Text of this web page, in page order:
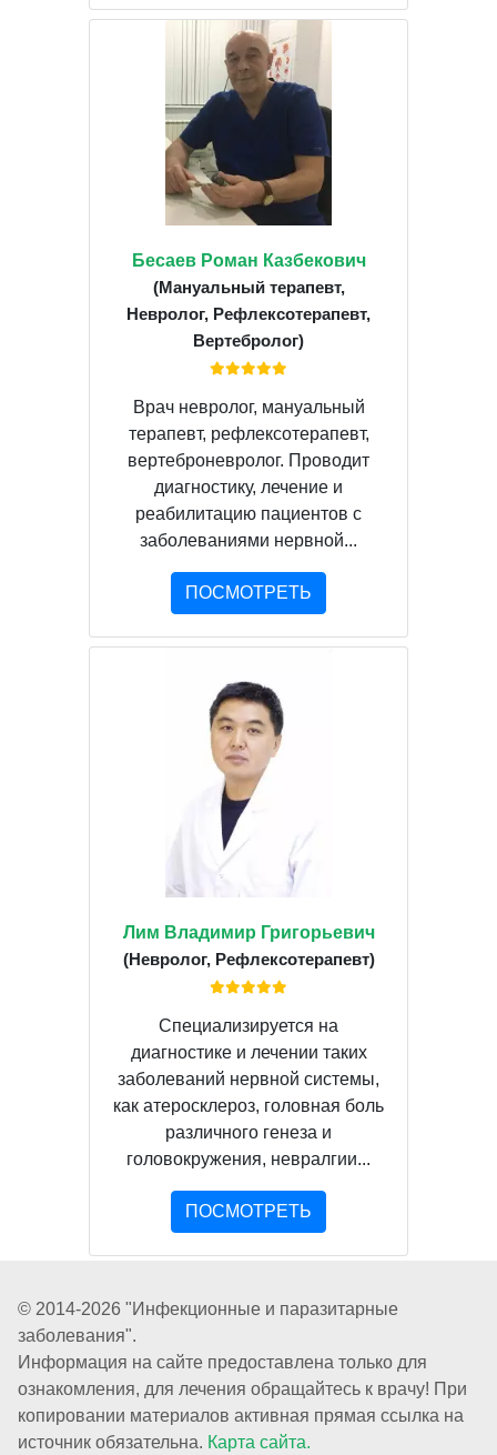
Бесаев Роман Казбекович
(Мануальный терапевт,
Невролог, Рефлексотерапевт,
Вертебролог)
Врач невролог, мануальный
терапевт, рефлексотерапевт,
вертеброневролог. Проводит
диагностику, лечение и
реабилитацию пациентов с
заболеваниями нервной...
ПОСМОТРЕТЬ
Лим Владимир Григорьевич
(Невролог, Рефлексотерапевт)
Специализируется на
диагностике и лечении таких
заболеваний нервной системы,
как атеросклероз, головная боль
различного генеза и
головокружения, невралгии...
ПОСМОТРЕТЬ
© 2014-2026 "Инфекционные и паразитарные
заболевания".
Информация на сайте предоставлена только для
ознакомления, для лечения обращайтесь к врачу! При
копировании материалов активная прямая ссылка на
источник обязательна. Карта сайта.